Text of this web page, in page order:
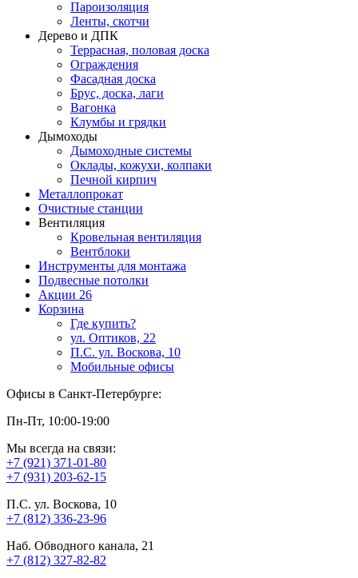
Пароизоляция
Ленты, скотчи
Дерево и ДПК
Террасная, половая доска
Ограждения
Фасадная доска
Брус, доска, лаги
Вагонка
Клумбы и грядки
Дымоходы
Дымоходные системы
Оклады, кожухи, колпаки
Печной кирпич
Металлопрокат
Очистные станции
Вентиляция
Кровельная вентиляция
Вентблоки
Инструменты для монтажа
Подвесные потолки
Акции 26
Корзина
Где купить?
ул. Оптиков, 22
П.С. ул. Воскова, 10
Мобильные офисы
Офисы в Санкт-Петербурге:
Пн-Пт, 10:00-19:00
Мы всегда на связи:
+7 (921) 371-01-80
+7 (931) 203-62-15
П.С. ул. Воскова, 10
+7 (812) 336-23-96
Наб. Обводного канала, 21
+7 (812) 327-82-82